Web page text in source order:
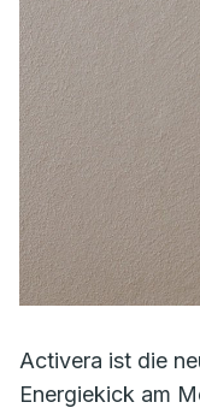
Activera ist die
Energiekick am